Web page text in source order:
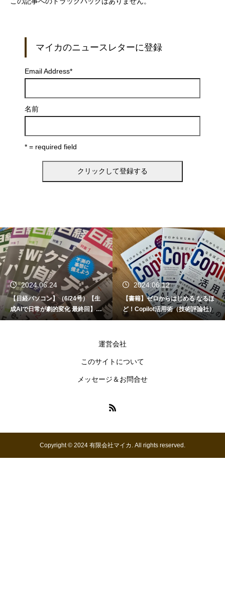
マイカのニュースレターに登録
Email Address*
名前
* = required field
2024.06.24
【日経パソコン】（6/24号）【生
成AIで日常が劇的変化 最終回】 A
I時代のアプリケーション／サービ
2024.06.12
【書籍】ゼロからはじめる なるほ
ど！Copilot活用術（技術評論社）
運営会社
このサイトについて
メッセージ＆お問合せ
Copyright © 2024 有限会社マイカ. All rights reserved.